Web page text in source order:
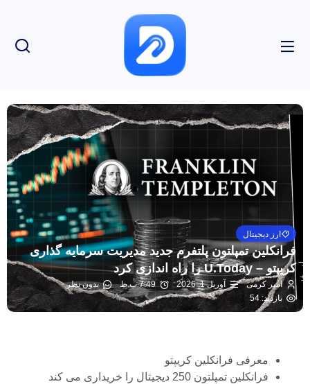
ارز دیجیتال
فرانکلین تمپلتون پلتفرم جدید مدیریت سرمایه گذاری
کریپتو – U.Today را راه اندازی کرد
امیر کرمی آوریل 1, 2026 7:49 ب.ظ
بدون نظر
بازدید: 54
معرفی فرانکلین کریپتو
فرانکلین تمپلتون 250 دیجیتال را خریداری می کند